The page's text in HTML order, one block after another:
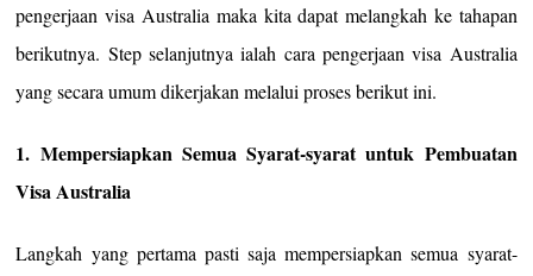
pengerjaan visa Australia maka kita dapat melangkah ke tahapan
berikutnya. Step selanjutnya ialah cara pengerjaan visa Australia
yang secara umum dikerjakan melalui proses berikut ini.
1. Mempersiapkan Semua Syarat-syarat untuk Pembuatan
Visa Australia
Langkah yang pertama pasti saja mempersiapkan semua syarat-